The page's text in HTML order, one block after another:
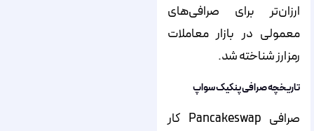
ارزان‌تر برای صرافی‌های
معمولی در بازار معاملات
رمزارز شناخته شد.
تاریخچه صرافی پنکیک سواپ
صرافی Pancakeswap کار